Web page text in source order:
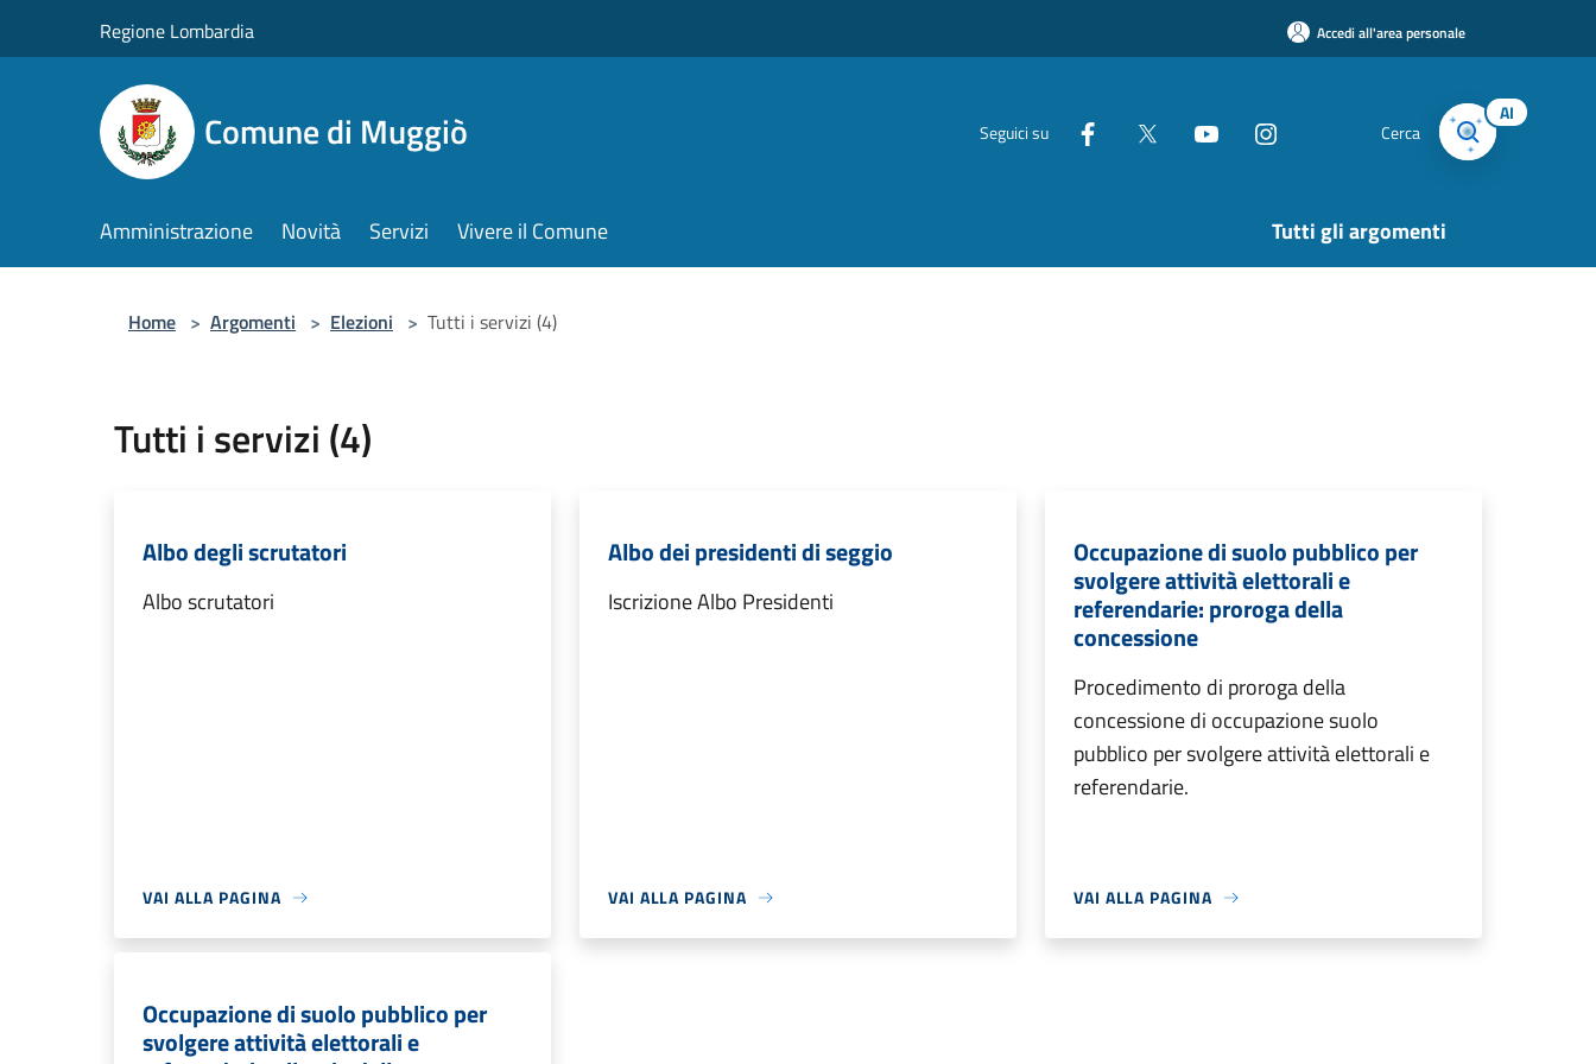
Regione Lombardia Accedi all'area personale
Comune di Muggiò Seguici su Cerca
AI
Amministrazione Novità Servizi Vivere il Comune Tutti gli argomenti
Home > Argomenti > Elezioni > Tutti i servizi (4)
Tutti i servizi (4)
Albo degli scrutatori
Albo scrutatori
VAI ALLA PAGINA
Albo dei presidenti di seggio
Iscrizione Albo Presidenti
VAI ALLA PAGINA
Occupazione di suolo pubblico per
svolgere attività elettorali e
referendarie: proroga della
concessione
Procedimento di proroga della
concessione di occupazione suolo
pubblico per svolgere attività elettorali e
referendarie.
VAI ALLA PAGINA
Occupazione di suolo pubblico per
svolgere attività elettorali e